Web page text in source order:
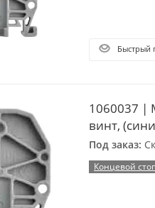
Быстрый
1060037 |
винт,
Под заказ:
Концевой